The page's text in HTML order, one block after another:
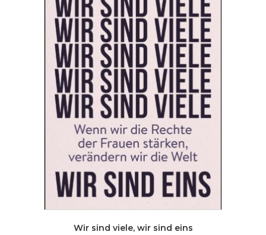
Wir sind viele, wir sind eins